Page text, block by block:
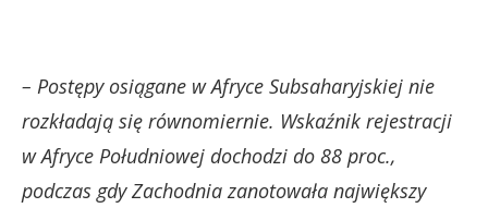
– Postępy osiągane w Afryce Subsaharyjskiej nie
rozkładają się równomiernie. Wskaźnik rejestracji
w Afryce Południowej dochodzi do 88 proc.,
podczas gdy Zachodnia zanotowała największy